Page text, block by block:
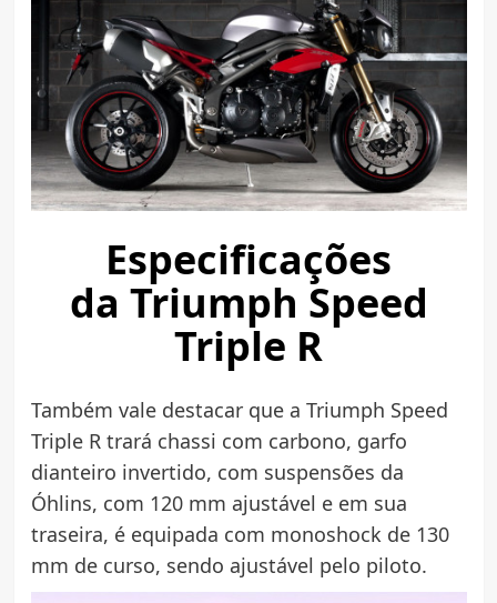
Especificações
da Triumph Speed
Triple R
Também vale destacar que a Triumph Speed
Triple R trará chassi com carbono, garfo
dianteiro invertido, com suspensões da
Óhlins, com 120 mm ajustável e em sua
traseira, é equipada com monoshock de 130
mm de curso, sendo ajustável pelo piloto.